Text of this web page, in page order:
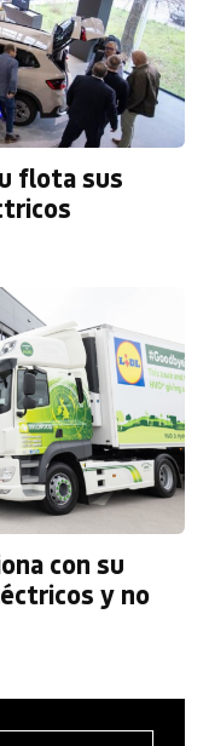
flota sus
con su
y no